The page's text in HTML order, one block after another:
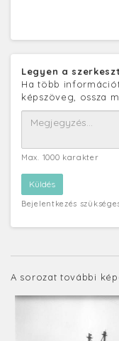
Legyen a
Ha több
képszöveg, ossza
Max. 1000 karakter
Bejelentkezés
A sorozat további